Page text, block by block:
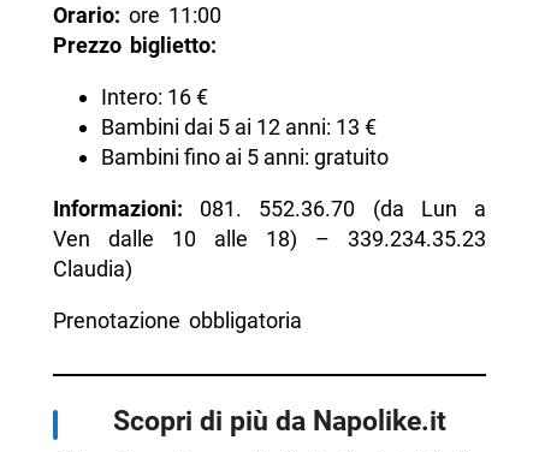
Orario: ore 11:00
Prezzo biglietto:
Intero: 16 €
Bambini dai 5 ai 12 anni: 13 €
Bambini fino ai 5 anni: gratuito
Informazioni: 081. 552.36.70 (da Lun a
Ven dalle 10 alle 18) – 339.234.35.23
Claudia)
Prenotazione obbligatoria
Scopri di più da Napolike.it